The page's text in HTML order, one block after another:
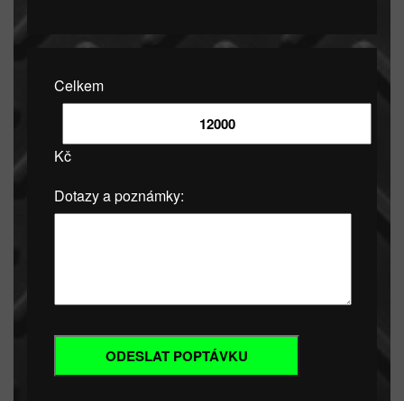
Celkem
Kč
Dotazy a poznámky: